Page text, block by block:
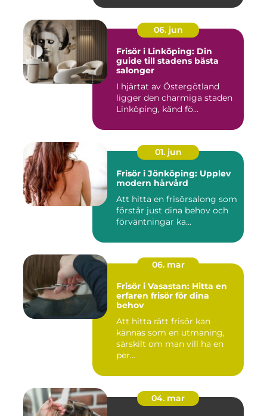
06. jun
Frisör i Linköping: Din
guide till stadens bästa
salonger
I hjärtat av Östergötland
ligger den charmiga staden
Linköping, känd fö...
01. jun
Frisör i Jönköping: Upplev
modern hårvård
Att hitta en frisörsalong som
förstår just dina behov och
förväntningar ka...
06. mar
Frisör i Vasastan: Hitta en
erfaren frisör för dina
behov
Att hitta rätt frisör kan
kännas som en utmaning,
särskilt om man vill ha en
per...
04. mar